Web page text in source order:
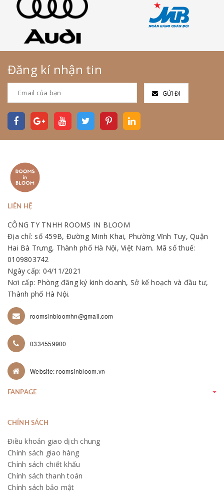
Đăng kí nhận tin
GỬI ĐI
LIÊN HỆ
CÔNG TY TNHH ROOMS IN BLOOM
Địa chỉ: số 459B, Đường Minh Khai, Phường Vĩnh Tuy, Quận
Hai Bà Trưng, Thành phố Hà Nội, Việt Nam. Mã số thuế:
0109803742
Ngày cấp: 04/11/2021
Nơi cấp: Phòng đăng ký kinh doanh, Sở kế hoạch và đầu tư,
Thành phố Hà Nội.
roomsinbloomhn@gmail.com
0334559900
Website: roomsinbloom.vn
FANPAGE
CHÍNH SÁCH
Điều khoản giao dịch chung
Chính sách giao hàng
Chính sách chiết khấu
Chính sách thanh toán
Chính sách bảo mật